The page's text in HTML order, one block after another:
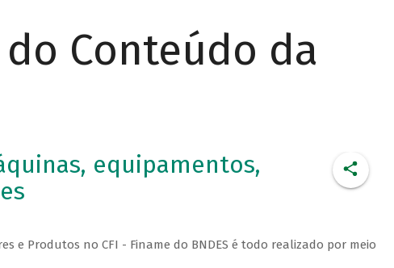
Conteúdo da
equipamentos,
e Produtos no CFI - Finame do BNDES é todo realizado por meio